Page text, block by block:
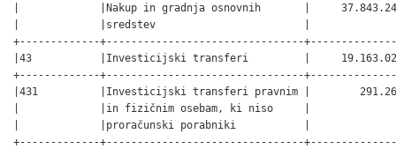
|             |Nakup in gradnja osnovnih       |
|             |sredstev                        |
+-------------+--------------------------------
|43           |Investicijski transferi         |
+-------------+--------------------------------
|431          |Investicijski transferi pravnim |
|             |in fizičnim osebam, ki niso     |
|             |proračunski porabniki           |
+-------------+--------------------------------